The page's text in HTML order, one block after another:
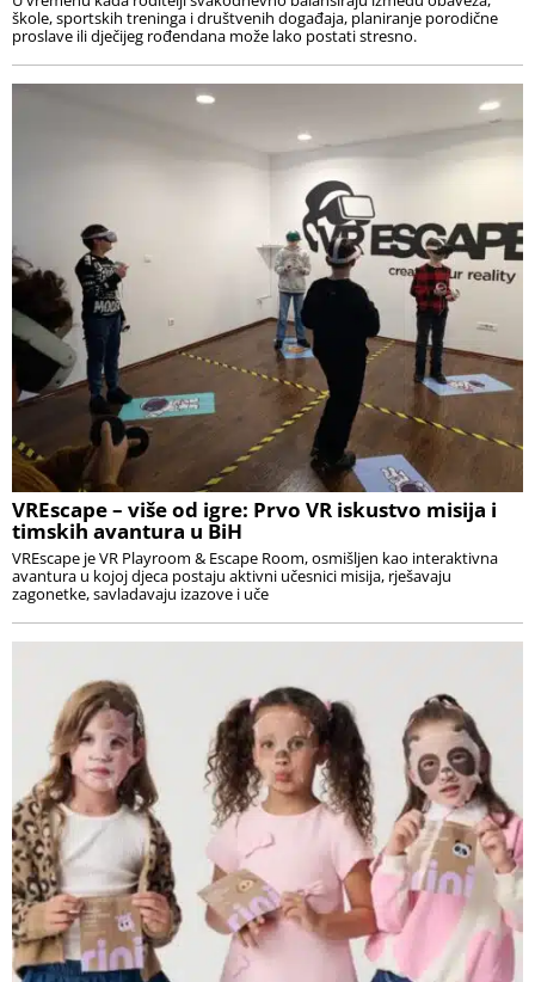
škole, sportskih treninga i društvenih događaja, planiranje porodične
proslave ili dječijeg rođendana može lako postati stresno.
VREscape – više od igre: Prvo VR iskustvo misija i
timskih avantura u BiH
VREscape je VR Playroom & Escape Room, osmišljen kao interaktivna
avantura u kojoj djeca postaju aktivni učesnici misija, rješavaju
zagonetke, savladavaju izazove i uče